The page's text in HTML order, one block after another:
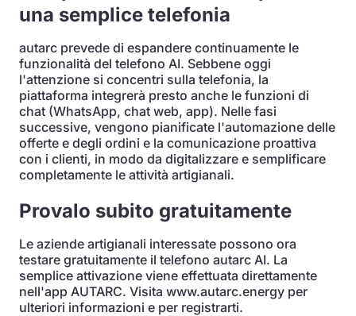
una semplice telefonia
autarc prevede di espandere continuamente le
funzionalità del telefono AI. Sebbene oggi
l'attenzione si concentri sulla telefonia, la
piattaforma integrerà presto anche le funzioni di
chat (WhatsApp, chat web, app). Nelle fasi
successive, vengono pianificate l'automazione delle
offerte e degli ordini e la comunicazione proattiva
con i clienti, in modo da digitalizzare e semplificare
completamente le attività artigianali.
Provalo subito gratuitamente
Le aziende artigianali interessate possono ora
testare gratuitamente il telefono autarc AI. La
semplice attivazione viene effettuata direttamente
nell'app AUTARC. Visita www.autarc.energy per
ulteriori informazioni e per registrarti.